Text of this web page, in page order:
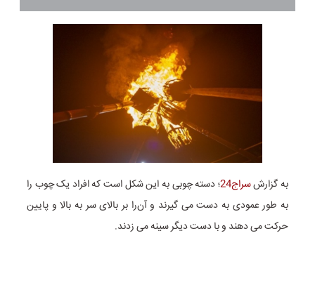
به گزارشسراج24
؛ دسته چوبی به این شکل است که افراد یک چوب را
به طور عمودی به دست می گیرند و آن‌را بر بالای سر به بالا و پایین
حرکت می دهند و با دست دیگر سینه می زدند.